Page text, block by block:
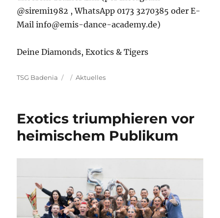
@siremi1982 , WhatsApp 0173 3270385 oder E-
Mail info@emis-dance-academy.de)
Deine Diamonds, Exotics & Tigers
Autor
TSG Badenia
Veröffentlicht
Kategorien
Aktuelles
Exotics triumphieren vor
heimischem Publikum